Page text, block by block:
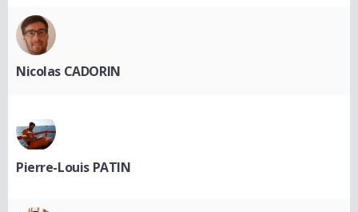
Nicolas CADORIN
Pierre-Louis PATIN